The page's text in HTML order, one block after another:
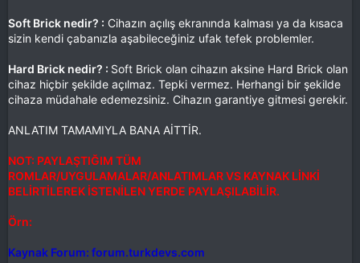
Soft Brick nedir? : Cihazın açılış ekranında kalması ya da kısaca
sizin kendi çabanızla aşabileceğiniz ufak tefek problemler.
Hard Brick nedir? : Soft Brick olan cihazın aksine Hard Brick olan
cihaz hiçbir şekilde açılmaz. Tepki vermez. Herhangi bir şekilde
cihaza müdahale edemezsiniz. Cihazın garantiye gitmesi gerekir.
ANLATIM TAMAMIYLA BANA AİTTİR.
NOT: PAYLAŞTIĞIM TÜM
ROMLAR/UYGULAMALAR/ANLATIMLAR VS KAYNAK LİNKİ
BELİRTİLEREK İSTENİLEN YERDE PAYLAŞILABİLİR.
Örn:
Kaynak Forum: forum.turkdevs.com